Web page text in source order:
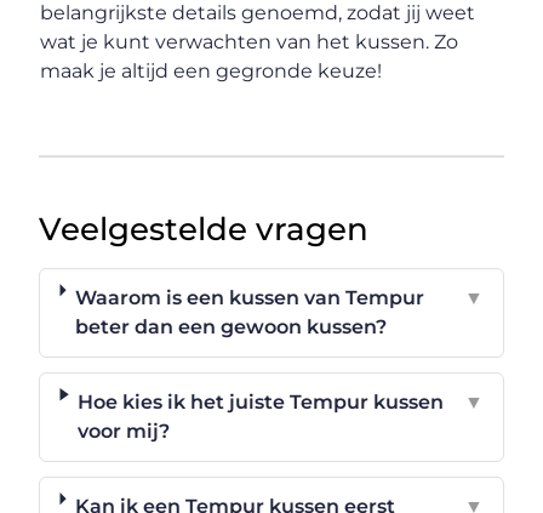
belangrijkste details genoemd, zodat jij weet
wat je kunt verwachten van het kussen. Zo
maak je altijd een gegronde keuze!
Veelgestelde vragen
Waarom is een kussen van Tempur
beter dan een gewoon kussen?
▼
Hoe kies ik het juiste Tempur kussen
voor mij?
▼
Kan ik een Tempur kussen eerst
▼